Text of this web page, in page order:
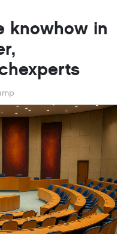
knowhow in